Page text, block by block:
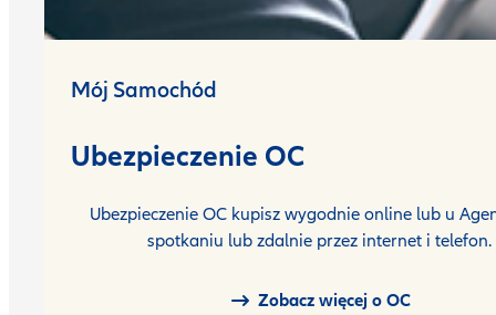
Mój Samochód
Ubezpieczenie OC
Ubezpieczenie OC kupisz wygodnie online lub u
spotkaniu lub zdalnie przez internet i telefon.
Zobacz więcej o OC